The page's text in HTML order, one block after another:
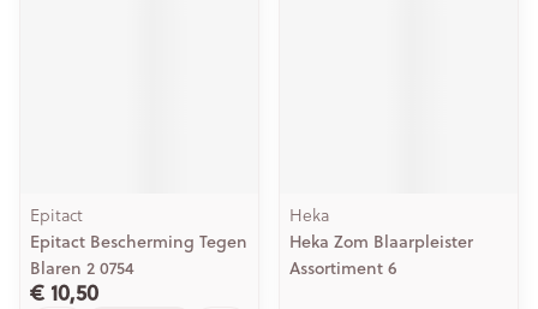
Epitact
Epitact Bescherming Tegen
Blaren 2 0754
€ 10,50
Heka
Heka Zom Blaarpleister
Assortiment 6